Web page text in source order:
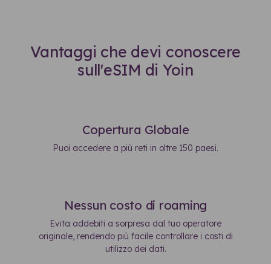
Vantaggi che devi conoscere
sull'eSIM di Yoin
Copertura Globale
Puoi accedere a più reti in oltre 150 paesi.
Nessun costo di roaming
Evita addebiti a sorpresa dal tuo operatore
originale, rendendo più facile controllare i costi di
utilizzo dei dati.